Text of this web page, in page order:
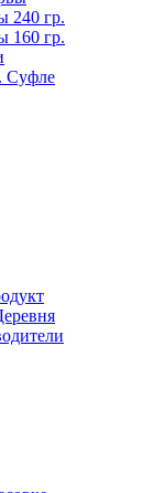
240 гр.
160 гр.
Суфле